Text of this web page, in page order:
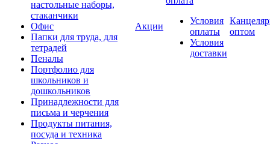
настольные наборы,
стаканчики
Офис
Папки для труда, для
тетрадей
Пеналы
Портфолио для
школьников и
дошкольников
Принадлежности для
письма и черчения
Продукты питания,
посуда и техника
Акции
Условия
оплаты
Условия
доставки
оптом